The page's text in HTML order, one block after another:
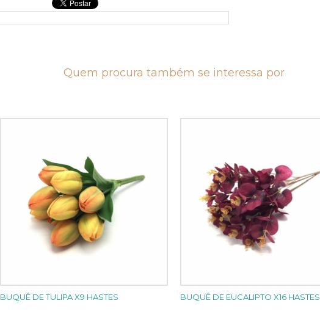
Quem procura também se interessa por
BUQUÊ DE TULIPA X9 HASTES BUQUÊ DE EUCALIPTO X16 HASTES